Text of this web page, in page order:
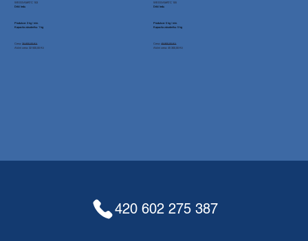
WESSAMAT C 103
Drtič ledu
Produkce: 3 kg / min.
Kapacita zásobníku: 1 kg
Cena:35 600,00 Kč
Akční cena: 32 500,00 Kč
WESSAMAT C 105
Drtič ledu
Produkce: 5 kg / min.
Kapacita zásobníku: 5 kg
Cena:49 900,00 Kč
Akční cena: 45 300,00 Kč
420 602 275 387